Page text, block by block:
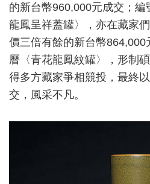
的新台幣960,000元成交；
龍鳳呈祥蓋罐〉，亦在藏家
價三倍有餘的新台幣
曆〈青花龍鳳紋罐〉，形制
得多方藏家爭相競投，最終
交，風采不凡。